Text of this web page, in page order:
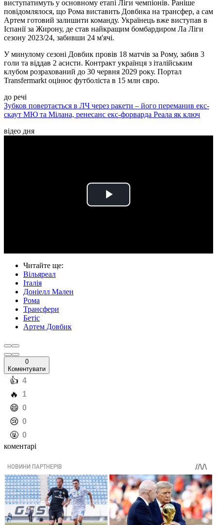
виступатимуть у основному етапі Ліги чемпіонів. Раніше
повідомлялося, що Рома виставить Довбика на трансфер, а сам
Артем готовий залишити команду. Українець вже виступав в
Іспанії за Жирону, де став найкращим бомбардиром Ла Ліги
сезону 2023/24, забивши 24 м'ячі.
У минулому сезоні Довбик провів 18 матчів за Рому, забив 3
голи та віддав 2 асисти. Контракт українця з італійським
клубом розрахований до 30 червня 2029 року. Портал
Transfermarkt оцінює футболіста в 15 млн євро.
до речі
Зубков повертається в ЛЧ через ракети – його переманив екс-
скаут МЮ та Мілана, ренесанс екс-форварда Реала як ключ
відео дня
Play
Читайте ще:
Вільяреал
Італія
Доніелл Мален
Рома
Трансфери
Бетіс
Артем Довбик
0
Коментувати
️👍 4
️🔥 1
️😄 0
️😢 0
️🤬 0
коментарі